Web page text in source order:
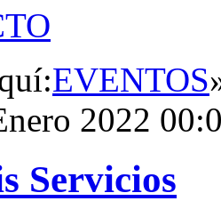
EVENTOS
2022
Servicios